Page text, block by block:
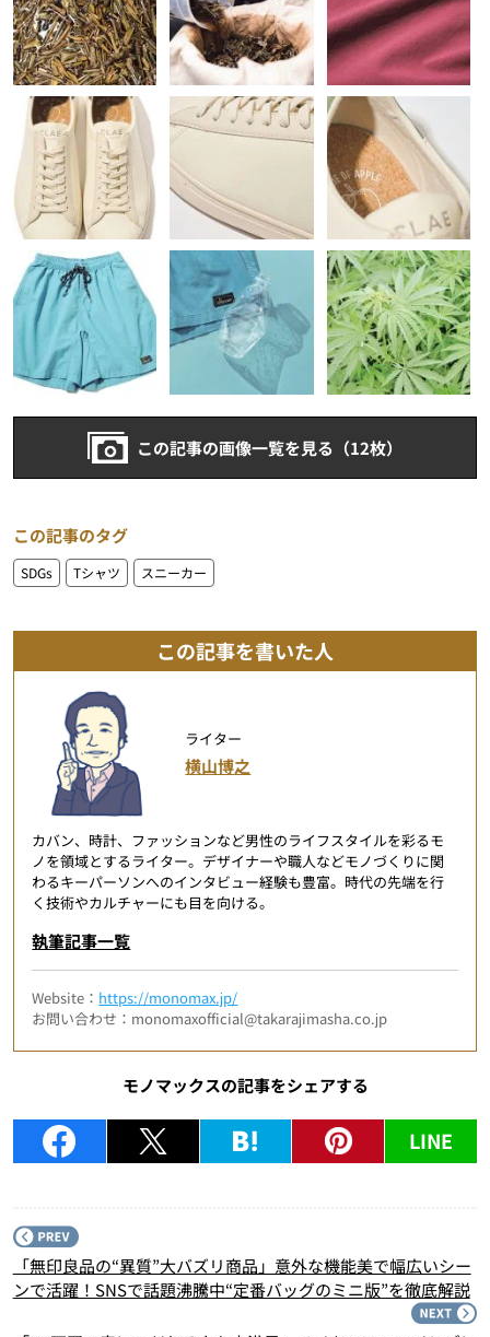
この記事の画像一覧を見る（12枚）
この記事のタグ
SDGs Tシャツ スニーカー
この記事を書いた人
ライター
横山博之
カバン、時計、ファッションなど男性のライフスタイルを彩るモ
ノを領域とするライター。デザイナーや職人などモノづくりに関
わるキーパーソンへのインタビュー経験も豊富。時代の先端を行
く技術やカルチャーにも目を向ける。
執筆記事一覧
Website： https://monomax.jp/
お問い合わせ：monomaxofficial@takarajimasha.co.jp
モノマックスの記事をシェアする
LINE
「無印良品の“異質”大バズリ商品」意外な機能美で幅広いシー
ンで活躍！SNSで話題沸騰中“定番バッグのミニ版”を徹底解説